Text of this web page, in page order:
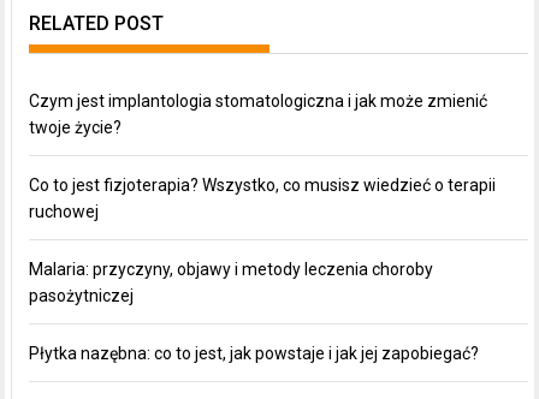
RELATED POST
Czym jest implantologia stomatologiczna i jak może zmienić
twoje życie?
Co to jest fizjoterapia? Wszystko, co musisz wiedzieć o terapii
ruchowej
Malaria: przyczyny, objawy i metody leczenia choroby
pasożytniczej
Płytka nazębna: co to jest, jak powstaje i jak jej zapobiegać?